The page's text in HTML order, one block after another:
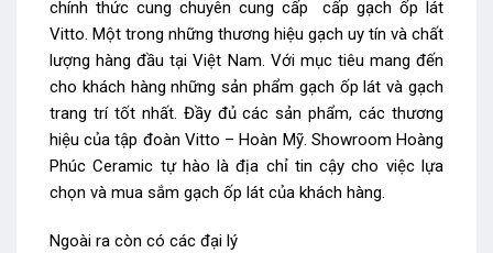
chính thức cung chuyên cung cấp cấp gạch ốp lát
Vitto. Một trong những thương hiệu gạch uy tín và chất
lượng hàng đầu tại Việt Nam. Với mục tiêu mang đến
cho khách hàng những sản phẩm gạch ốp lát và gạch
trang trí tốt nhất. Đầy đủ các sản phẩm, các thương
hiệu của tập đoàn Vitto – Hoàn Mỹ. Showroom Hoàng
Phúc Ceramic tự hào là địa chỉ tin cậy cho việc lựa
chọn và mua sắm gạch ốp lát của khách hàng.
Ngoài ra còn có các đại lý